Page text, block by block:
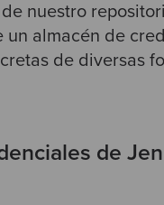
nuestro
almacén de
de diversas
de